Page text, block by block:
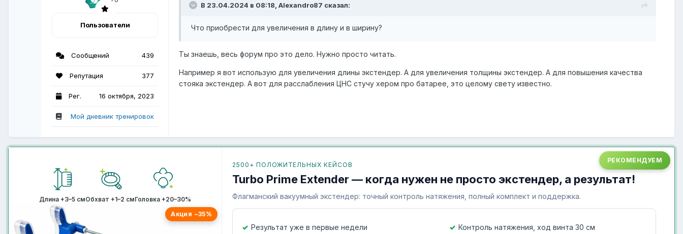
Пользователи
Сообщений 439
Репутация 377
Рег. 16 октября, 2023
Мой дневник тренировок
В 23.04.2024 в 08:18, Alexandro87 сказал:
Что приобрести для увеличения в длину и в ширину?
Ты знаешь, весь форум про это дело. Нужно просто читать.
Например я вот использую для увеличения длины экстендер. А для увеличения толщины экстендер. А для повышения качества
стояка экстендер. А вот для расслабления ЦНС стучу хером про батарее, это целому свету известно.
Длина +3–5 смОбхват +1–2 смГоловка +20–30%
Акция −35%
РЕКОМЕНДУЕМ
2500+ ПОЛОЖИТЕЛЬНЫХ КЕЙСОВ
Turbo Prime Extender — когда нужен не просто экстендер, а результат!
Флагманский вакуумный экстендер: точный контроль натяжения, полный комплект и поддержка.
Результат уже в первые недели
Контроль натяжения, ход винта 30 см